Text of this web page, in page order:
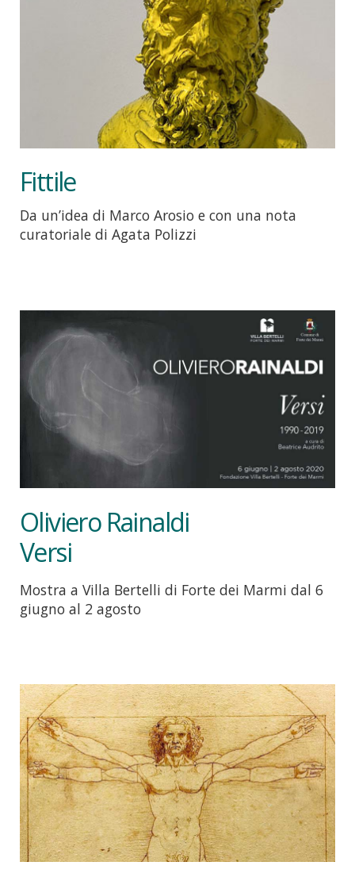
Fittile
Da un’idea di Marco Arosio e con una nota
curatoriale di Agata Polizzi
Oliviero Rainaldi
Versi
Mostra a Villa Bertelli di Forte dei Marmi dal 6
giugno al 2 agosto